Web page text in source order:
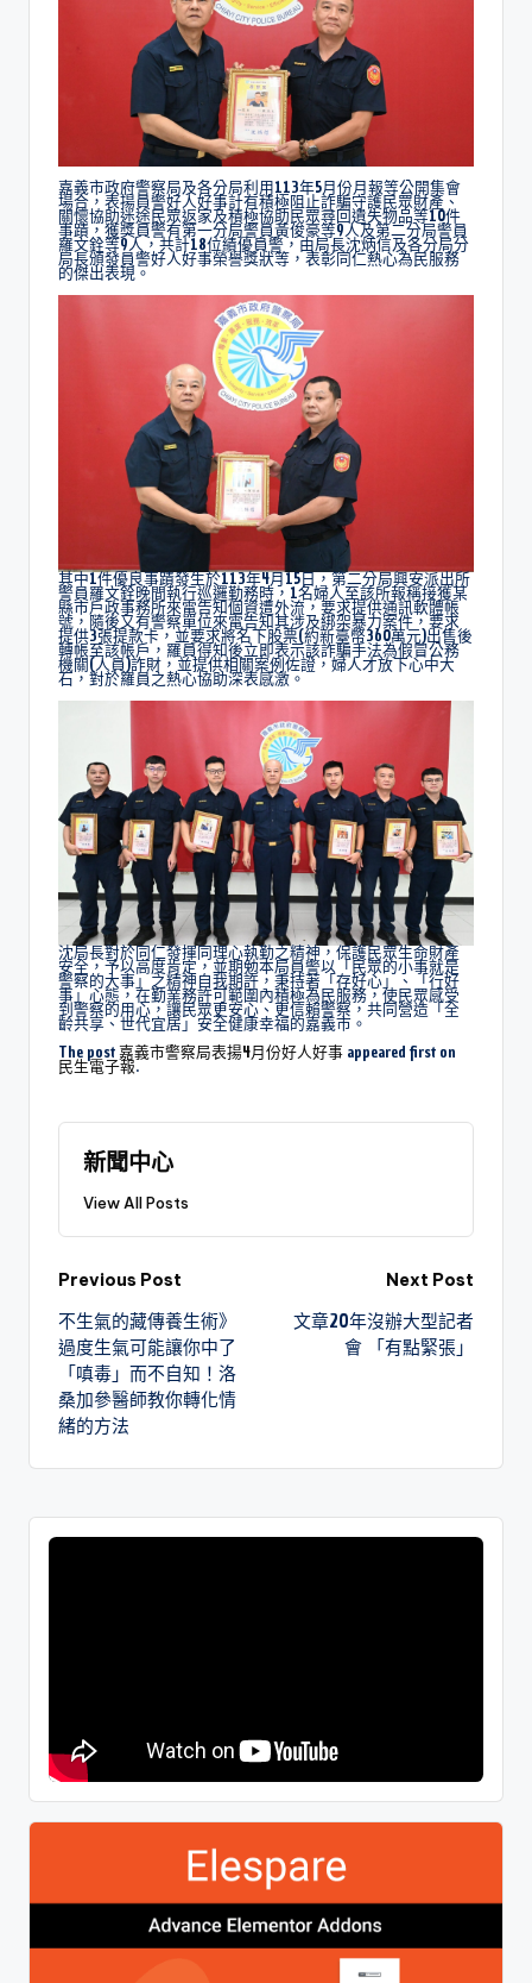
嘉義市政府警察局及各分局利用113年5月份月報等公開集會
場合，表揚員警好人好事計有積極阻止詐騙守護民眾財產、
關懷協助迷途民眾返家及積極協助民眾尋回遺失物品等10件
事蹟，獲獎員警有第一分局警員黃俊豪等9人及第二分局警員
羅文銓等9人，共計18位績優員警，由局長沈炳信及各分局分
局長頒發員警好人好事榮譽獎狀等，表彰同仁熱心為民服務
的傑出表現。
其中1件優良事蹟發生於113年4月15日，第二分局興安派出所
警員羅文銓晚間執行巡邏勤務時，1名婦人至該所報稱接獲某
縣市戶政事務所來電告知個資遭外流，要求提供通訊軟體帳
號，隨後又有警察單位來電告知其涉及綁架暴力案件，要求
提供3張提款卡，並要求將名下股票(約新臺幣360萬元)出售後
轉帳至該帳戶，羅員得知後立即表示該詐騙手法為假冒公務
機關(人員)詐財，並提供相關案例佐證，婦人才放下心中大
石，對於羅員之熱心協助深表感激。
沈局長對於同仁發揮同理心執勤之精神，保護民眾生命財產
安全，予以高度肯定，並期勉本局員警以「民眾的小事就是
警察的大事」之精神自我期許，秉持著「存好心」、「行好
事」心態，在勤業務許可範圍內積極為民服務，使民眾感受
到警察的用心，讓民眾更安心、更信賴警察，共同營造「全
齡共享、世代宜居」安全健康幸福的嘉義市。
The post嘉義市警察局表揚4月份好人好事 appeared first on
民生電子報.
新聞中心
View All Posts
Previous Post
不生氣的藏傳養生術》
過度生氣可能讓你中了
「嗔毒」而不自知！洛
桑加參醫師教你轉化情
緒的方法
Next Post
文章20年沒辦大型記者
會 「有點緊張」